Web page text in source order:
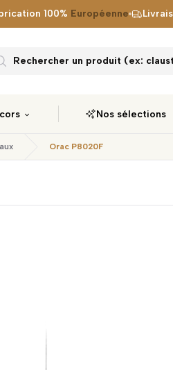
100% Européenne
Rechercher un produit (ex:
Nos sélections
Orac P8020F